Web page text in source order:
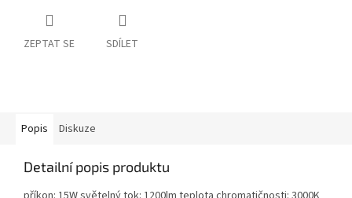
ZEPTAT SE SDÍLET
Popis Diskuze
Detailní popis produktu